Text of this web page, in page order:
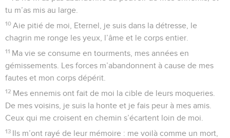
tu m’as mis au large.
10 Aie pitié de moi, Eternel, je suis dans la détresse, le
chagrin me ronge les yeux, l’âme et le corps entier.
11 Ma vie se consume en tourments, mes années en
gémissements. Les forces m’abandonnent à cause de mes
fautes et mon corps dépérit.
12 Mes ennemis ont fait de moi la cible de leurs moqueries.
De mes voisins, je suis la honte et je fais peur à mes amis.
Ceux qui me croisent en chemin s’écartent loin de moi.
13 Ils m’ont rayé de leur mémoire : me voilà comme un mort,